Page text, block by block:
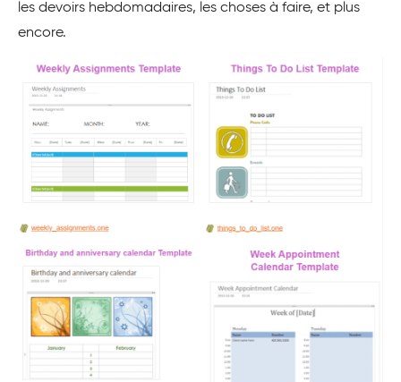
les devoirs hebdomadaires, les choses à faire, et plus
encore.